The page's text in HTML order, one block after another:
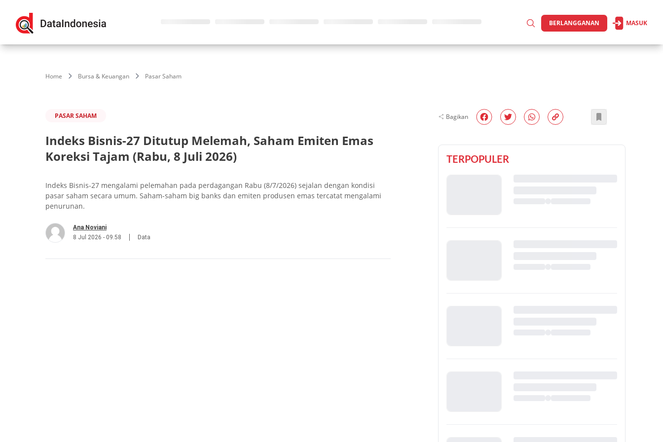
BERLANGGANAN MASUK
Home Bursa & Keuangan Pasar Saham
PASAR SAHAM
Indeks Bisnis-27 Ditutup Melemah, Saham Emiten Emas
Koreksi Tajam (Rabu, 8 Juli 2026)
Indeks Bisnis-27 mengalami pelemahan pada perdagangan Rabu (8/7/2026) sejalan dengan kondisi
pasar saham secara umum. Saham-saham big banks dan emiten produsen emas tercatat mengalami
penurunan.
Ana Noviani
8 Jul 2026 - 09.58
Data
Bagikan
TERPOPULER